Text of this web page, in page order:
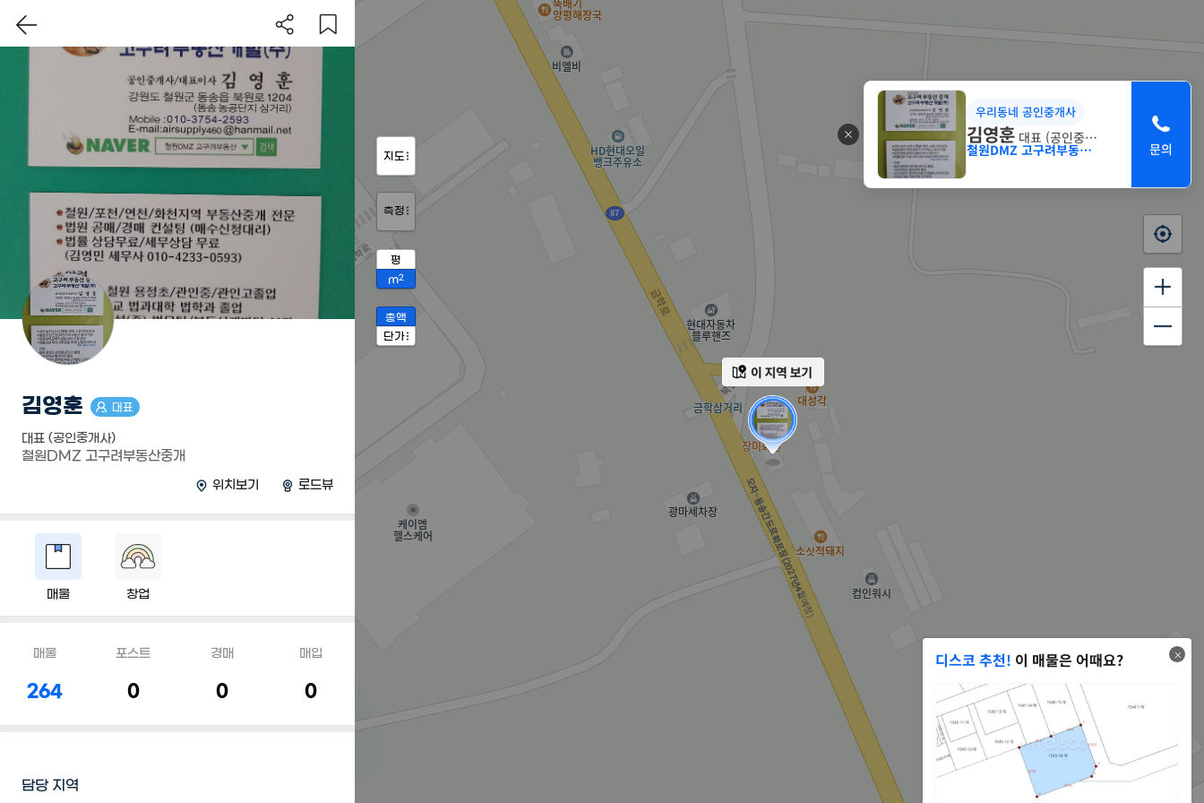
디스코 추천! 이 매물은 어때요?
우리동네 공인중개사
김영훈 대표 (공인중개사)
철원DMZ 고구려부동산중개
지도
측정
평
m2
총액
단가
김영훈 대표
대표 (공인중개사)
철원DMZ 고구려부동산중개
위치보기 로드뷰
매물 창업
매물
264
포스트
0
경매
0
매입
0
담당 지역